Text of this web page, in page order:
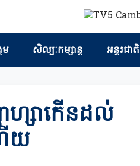
ម សិល្បៈកម្សាន្ត អន្តរជាតិ
ហ្សាកើនដល់
យ